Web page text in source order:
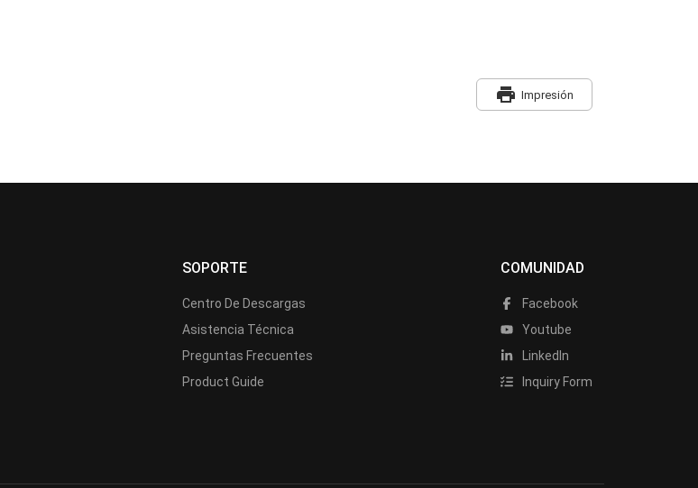
print Impresión
SOPORTE
Centro De Descargas
Asistencia Técnica
Preguntas Frecuentes
Product Guide
COMUNIDAD
Facebook
Youtube
LinkedIn
Inquiry Form